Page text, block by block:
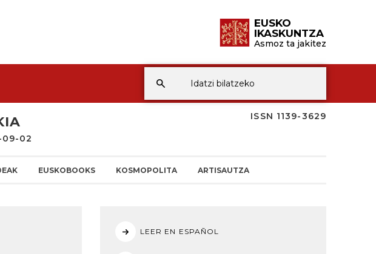
EUSKO
IKASKUNTZA
Asmoz ta jakitez
ISSN 1139-3629
02
EUSKOBOOKS KOSMOPOLITA ARTISAUTZA
LEER EN ESPAÑOL